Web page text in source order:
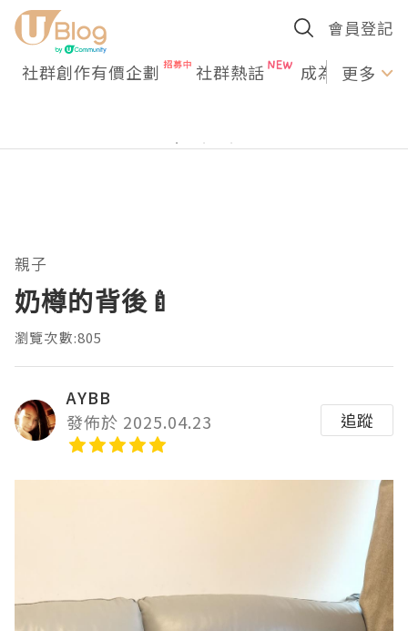
會員登記
社群創作有價企劃 社群熱話 成為U更多
親子
奶樽的背後🍼
瀏覽次數:805
AYBB
發佈於 2025.04.23
追蹤